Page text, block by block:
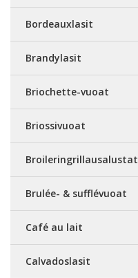
Bordeauxlasit
Brandylasit
Briochette-vuoat
Briossivuoat
Broileringrillausalustat
Brulée- & sufflévuoat
Café au lait
Calvadoslasit